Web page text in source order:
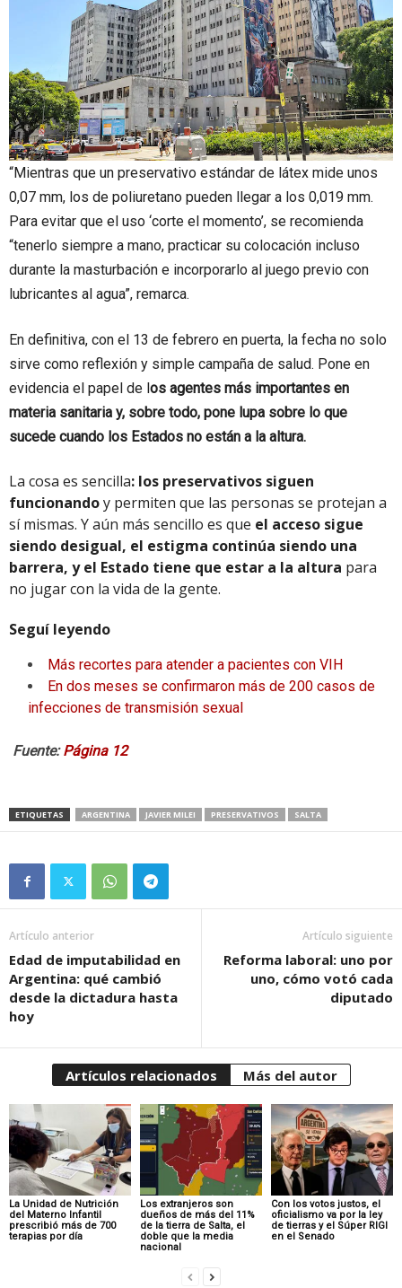
“Mientras que un preservativo estándar de látex mide unos
0,07 mm, los de poliuretano pueden llegar a los 0,019 mm.
Para evitar que el uso ‘corte el momento’, se recomienda
“tenerlo siempre a mano, practicar su colocación incluso
durante la masturbación e incorporarlo al juego previo con
lubricantes al agua”, remarca.
En definitiva, con el 13 de febrero en puerta, la fecha no solo
sirve como reflexión y simple campaña de salud. Pone en
evidencia el papel de l os agentes más importantes en
materia sanitaria y, sobre todo, pone lupa sobre lo que
sucede cuando los Estados no están a la altura.
La cosa es sencilla: los preservativos siguen
funcionandoy permiten que las personas se protejan a
sí mismas. Y aún más sencillo es que el acceso sigue
siendo desigual, el estigma continúa siendo una
barrera, y el Estado tiene que estar a la altura para
no jugar con la vida de la gente.
Seguí leyendo
Más recortes para atender a pacientes con VIH
En dos meses se confirmaron más de 200 casos de
infecciones de transmisión sexual
Fuente:Página 12
ETIQUETAS ARGENTINA JAVIER MILEI PRESERVATIVOS SALTA
Artículo anterior
Edad de imputabilidad en
Argentina: qué cambió
desde la dictadura hasta
hoy
Artículo siguiente
Reforma laboral: uno por
uno, cómo votó cada
diputado
Artículos relacionados Más del autor
La Unidad de Nutrición
del Materno Infantil
prescribió más de 700
terapias por día
Los extranjeros son
dueños de más del 11%
de la tierra de Salta, el
doble que la media
nacional
Con los votos justos, el
oficialismo va por la ley
de tierras y el Súper RIGI
en el Senado